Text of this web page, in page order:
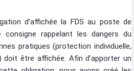
d’affichée la FDS au poste de
consigne rappelant les dangers du
pratiques (protection individuelle,
doit être affichée. Afin d’apporter un